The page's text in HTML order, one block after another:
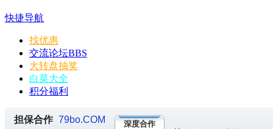
快捷导航
找优惠
交流论坛BBS
大转盘抽奖
白菜大全
积分福利